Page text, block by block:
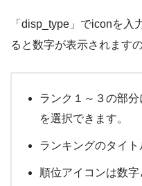
「disp_type」でiconを入
ると数字が表示されます
ランク１～３の部
を選択できます。
ランキングのタイト
順位アイコンは数